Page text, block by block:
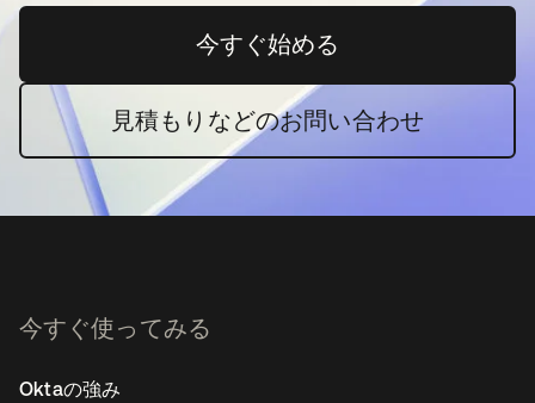
今すぐ始める新しいタブで開く
見積もりなどのお問い合わせ
今すぐ使ってみる
Oktaの強み